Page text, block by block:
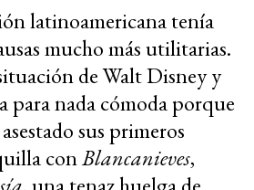
latinoamericana tenía
mucho más utilitarias.
de Walt Disney y
para nada cómoda porque
sus primeros
conBlancanieves,